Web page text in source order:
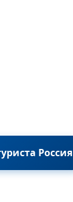
Россия